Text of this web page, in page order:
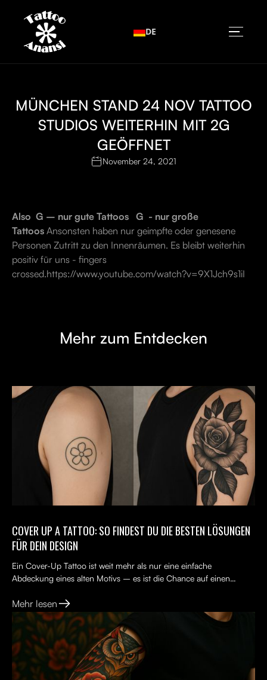
DE
MÜNCHEN STAND 24 NOV TATTOO
STUDIOS WEITERHIN MIT 2G
GEÖFFNET
November 24, 2021
Also G – nur gute Tattoos G - nur große
Tattoos Ansonsten haben nur geimpfte oder genesene
Personen Zutritt zu den Innenräumen. Es bleibt weiterhin
positiv für uns - fingers
crossed.https://www.youtube.com/watch?v=9X1Jch9s1iI
Mehr zum Entdecken
COVER UP A TATTOO: SO FINDEST DU DIE BESTEN LÖSUNGEN
FÜR DEIN DESIGN
Ein Cover-Up Tattoo ist weit mehr als nur eine einfache
Abdeckung eines alten Motivs – es ist die Chance auf einen
Mehr lesen